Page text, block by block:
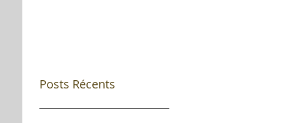
Posts Récents